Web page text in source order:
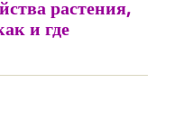
растения,
и где